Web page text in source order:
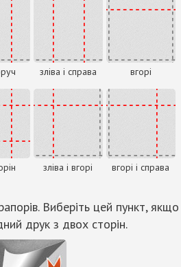
зліва і справа вгорі
зліва і вгорі вгорі і справа
Виберіть цей пункт, якщо
друк з двох сторін.